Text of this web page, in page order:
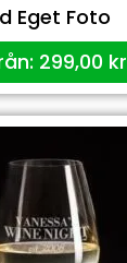
Eget Foto
299,00 kr